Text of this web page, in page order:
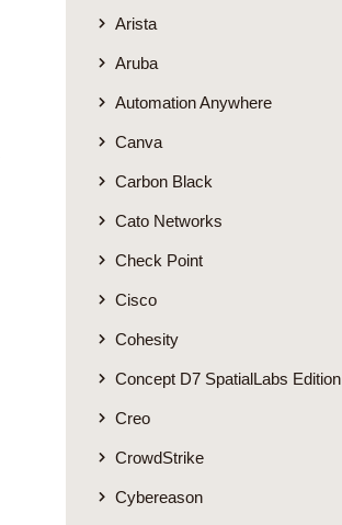
Arista
Aruba
Automation Anywhere
Canva
Carbon Black
Cato Networks
Check Point
Cisco
Cohesity
Concept D7 SpatialLabs Edition
Creo
CrowdStrike
Cybereason